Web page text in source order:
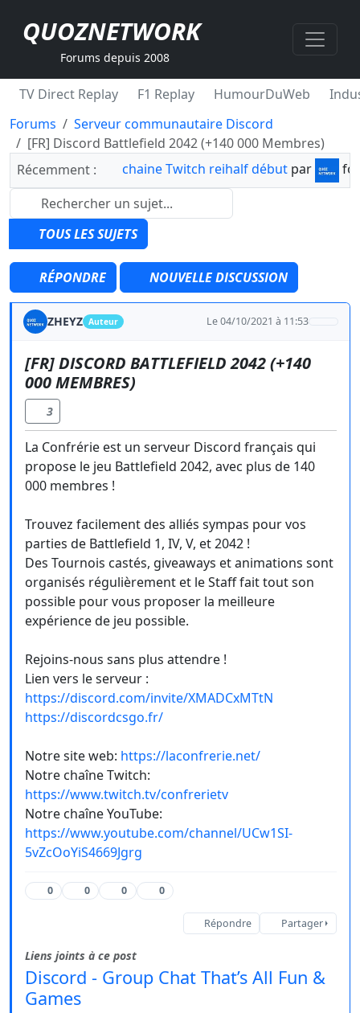
QUOZNETWORK
Forums depuis 2008
TV Direct Replay F1 Replay HumourDuWeb
Forums
Serveur communautaire Discord
[FR] Discord Battlefield 2042 (+140 000 Membres)
Récemment :
chaine Twitch reihalf début par
TOUS LES SUJETS
RÉPONDRE NOUVELLE DISCUSSION
ZHEYZ Auteur Le 04/10/2021 à 11:53
[FR] DISCORD BATTLEFIELD 2042 (+140
000 MEMBRES)
3
La Confrérie est un serveur Discord français qui
propose le jeu Battlefield 2042, avec plus de 140
000 membres !
Trouvez facilement des alliés sympas pour vos
parties de Battlefield 1, IV, V, et 2042 !
Des Tournois castés, giveaways et animations sont
organisés régulièrement et le Staff fait tout son
possible pour vous proposer la meilleure
expérience de jeu possible.
Rejoins-nous sans plus attendre !
Lien vers le serveur :
https://discord.com/invite/XMADCxMTtN
https://discordcsgo.fr/
Notre site web: https://laconfrerie.net/
Notre chaîne Twitch:
https://www.twitch.tv/confrerietv
Notre chaîne YouTube:
https://www.youtube.com/channel/UCw1SI-
5vZcOoYiS4669Jgrg
0 0 0 0
Répondre Partager
Liens joints à ce post
Discord - Group Chat That’s All Fun &
Games